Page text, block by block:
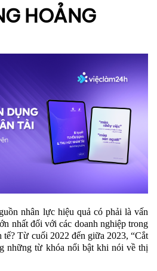
HOẢNG
nhân lực hiệu quả có phải là vấn
nhất đối với các doanh nghiệp trong
Từ cuối 2022 đến giữa 2023, “Cắt
những từ khóa nổi bật khi nói về thị